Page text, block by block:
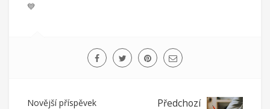
💙
Novější příspěvek Předchozí